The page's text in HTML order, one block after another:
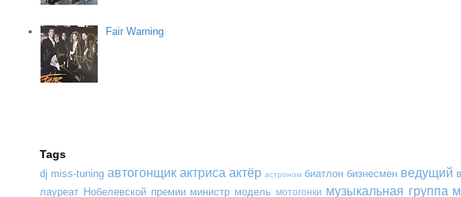
Fair Warning
Tags
dj miss-tuning автогонщик актриса актёр астроном биатлон бизнесмен ведущий
лауреат Нобелевской премии министр модель мотогонки музыкальная группа